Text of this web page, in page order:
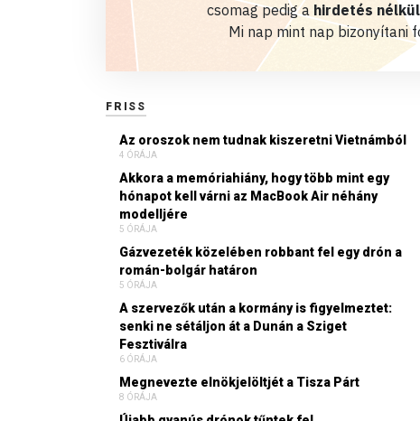
csomag pedig a hirdetés
Mi nap mint nap bizonyítani
FRISS
Az oroszok nem tudnak kiszeretni Vietnámból
4 ÓRÁJA
Akkora a memóriahiány, hogy több mint egy
hónapot kell várni az MacBook Air néhány
modelljére
5 ÓRÁJA
Gázvezeték közelében robbant fel egy drón a
román-bolgár határon
5 ÓRÁJA
A szervezők után a kormány is figyelmeztet:
senki ne sétáljon át a Dunán a Sziget
Fesztiválra
6 ÓRÁJA
Megnevezte elnökjelöltjét a Tisza Párt
8 ÓRÁJA